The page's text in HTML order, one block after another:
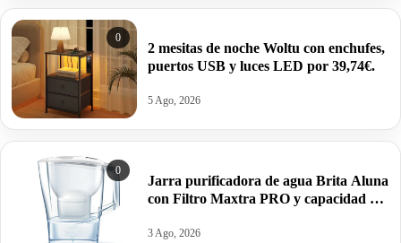
0
2 mesitas de noche Woltu con enchufes,
puertos USB y luces LED por 39,74€.
5 Ago, 2026
0
Jarra purificadora de agua Brita Aluna
con Filtro Maxtra PRO y capacidad de
3 Ago, 2026